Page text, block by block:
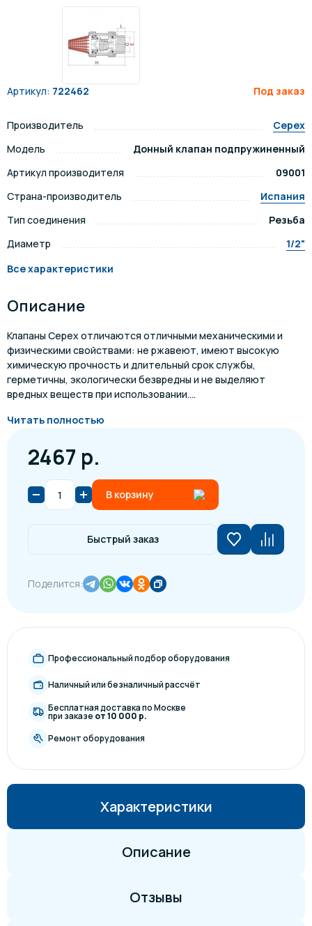
Артикул: 722462 Под заказ
Производитель
Cepex
Модель
Донный клапан подпружиненный
Артикул производителя
09001
Страна-производитель
Испания
Тип соединения
Резьба
Диаметр
1/2"
Все характеристики
Описание
Клапаны Cepex отличаются отличными механическими и
физическими свойствами: не ржавеют, имеют высокую
химическую прочность и длительный срок службы,
герметичны, экологически безвредны и не выделяют
вредных веществ при использовании....
Читать полностью
2467 р.
В корзину
Быстрый заказ
Поделится:
Профессиональный подбор оборудования
Наличный или безналичный рассчёт
Бесплатная доставка по Москве
при заказе от 10 000 р.
Ремонт оборудования
Характеристики
Описание
Отзывы